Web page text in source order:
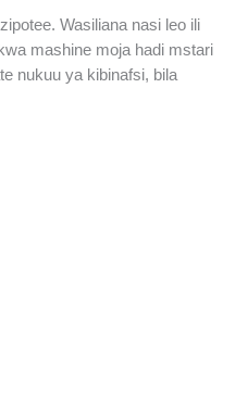
Wasiliana nasi leo ili
mashine moja hadi mstari
nukuu ya kibinafsi, bila